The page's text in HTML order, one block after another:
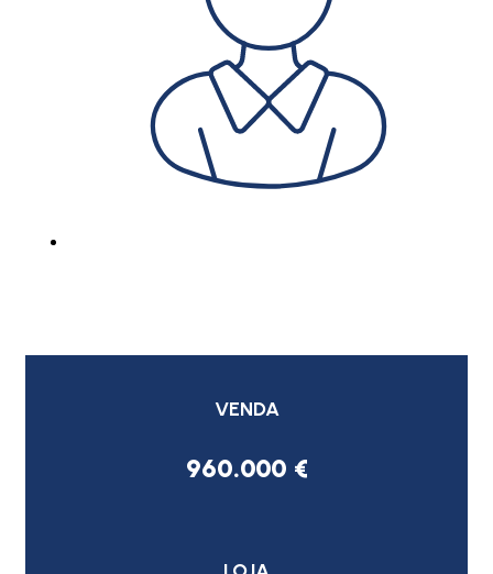
VENDA
960.000 €